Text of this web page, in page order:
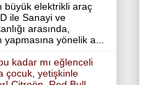
büyük elektrikli araç
ile Sanayi ve
arasında,
yapmasına yönelik a...
kadar mı eğlenceli
çocuk, yetişkinle